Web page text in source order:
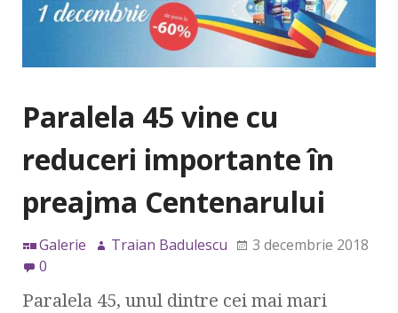
Paralela 45 vine cu
reduceri importante în
preajma Centenarului
Galerie Traian Badulescu
3 decembrie 2018
0
Paralela 45, unul dintre cei mai mari